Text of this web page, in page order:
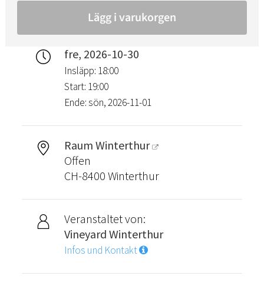
fre, 2026-10-30
Insläpp: 18:00
Start: 19:00
Ende: sön, 2026-11-01
Raum Winterthur
Offen
CH-8400 Winterthur
Veranstaltet von:
Vineyard Winterthur
Infos und Kontakt